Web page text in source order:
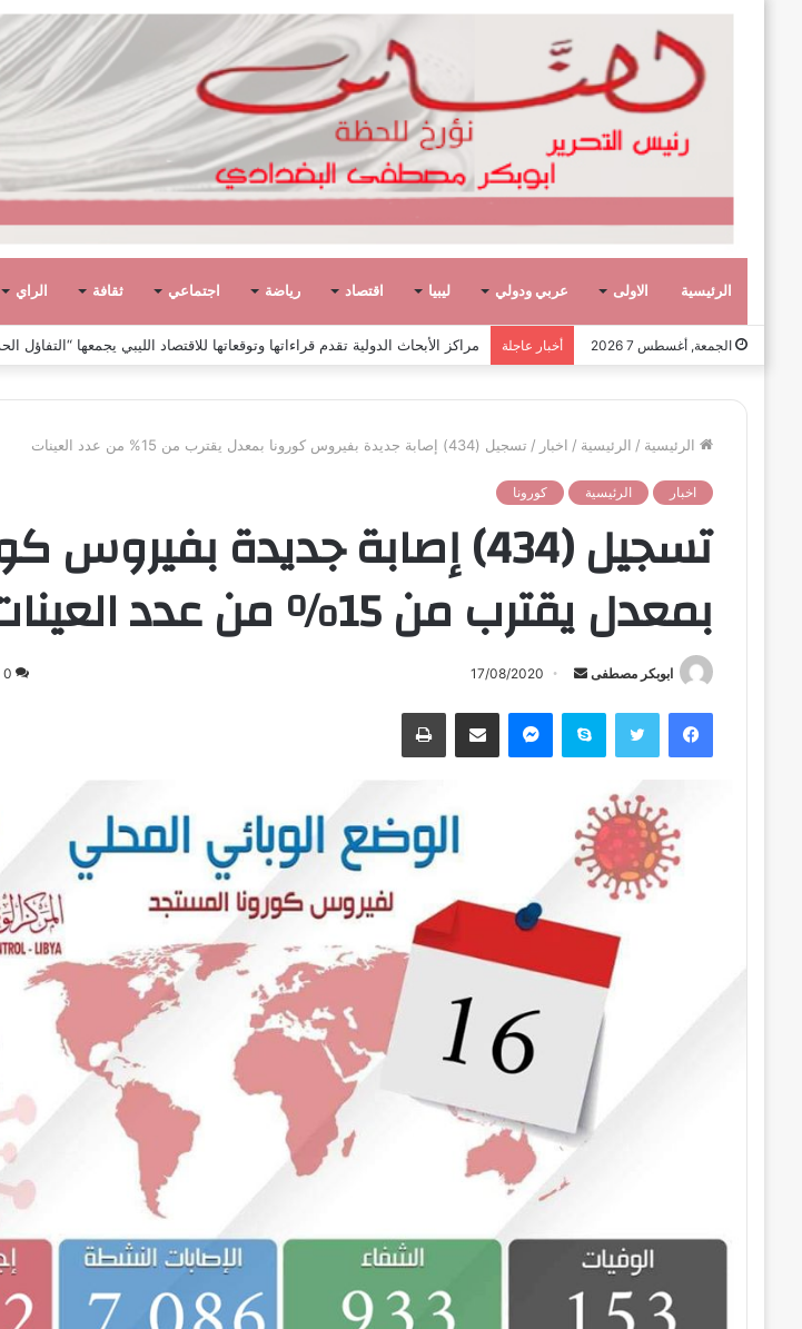
الرئيسية الاولى عربي ودولي ليبيا اقتصاد رياضة اجتماعي ثقافة الراي
الجمعة, أغسطس 7 2026 أخبار عاجلة عشر حكومات وأحد عشر تشكيلاً وزارياً في ليبيا بين الاستقلال والانقلاب (1951 – 1969)
الرئيسية / الرئيسية / اخبار / تسجيل (434) إصابة جديدة بفيروس كورونا بمعدل يقترب من 15% من عدد العينات
اخبار الرئيسية كورونا
تسجيل (434) إصابة جديدة بفيروس
بمعدل يقترب من 15% من عدد العينات
ابوبكر مصطفى
أ
د
17/08/2020
0
فيسبوك تويتر سكايب ماسنجر مشاركة عبر البريد طباعة